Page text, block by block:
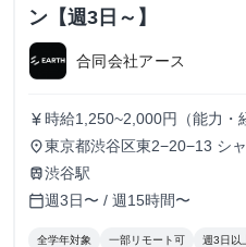
ン【週3日～】
合同会社アース
currency_yen 時給1,250~2,000円（能力・
place東京都渋谷区東2−20−13 シ
train渋谷駅
calendar_today週3日〜 / 週15時間〜
全学年対象 一部リモート可 週3日以